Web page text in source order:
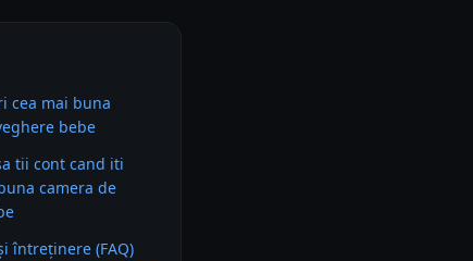
cea mai buna
bebe
tii cont cand iti
camera de
întreținere (FAQ)